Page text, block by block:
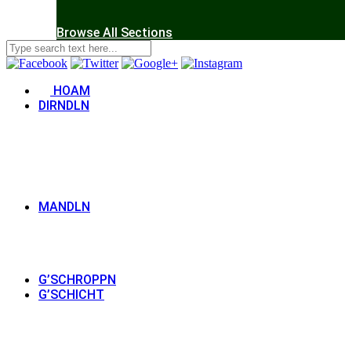
Browse All Sections
HOAM
DIRNDLN
MANDLN
G’SCHROPPN
G’SCHICHT